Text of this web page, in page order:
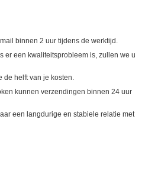
binnen 2 uur tijdens de werktijd.
er een kwaliteitsprobleem is, zullen we u
de helft van je kosten.
kunnen verzendingen binnen 24 uur
een langdurige en stabiele relatie met